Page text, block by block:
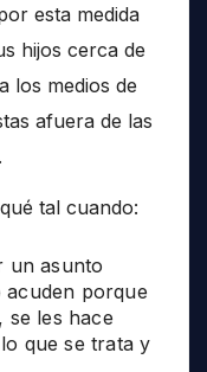
esta medida
hijos cerca de
los medios de
afuera de las
tal cuando:
un asunto
acuden porque
se les hace
que se trata y